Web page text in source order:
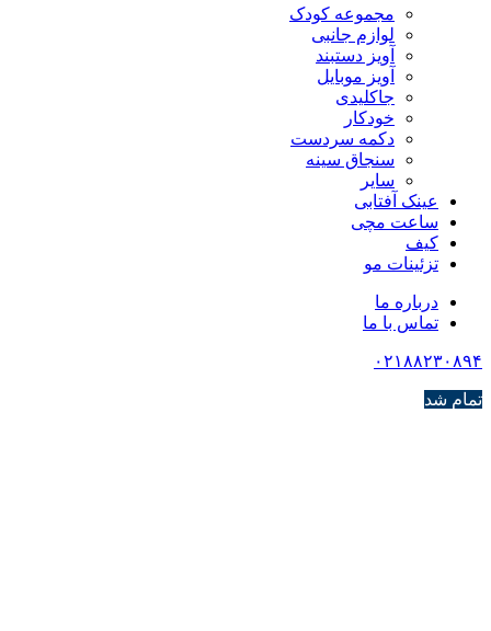
مجموعه کودک
لوازم جانبی
آویز دستبند
آویز موبایل
جاکلیدی
خودکار
دکمه سردست
سنجاق سینه
سایر
عینک آفتابی
ساعت مچی
کیف
تزئینات مو
درباره ما
تماس با ما
۰۲۱۸۸۲۳۰۸۹۴
تمام شد